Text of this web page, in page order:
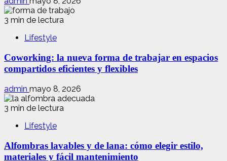
3 min de lectura
Lifestyle
Coworking: la nueva forma de trabajar en espacios
compartidos eficientes y flexibles
admin mayo 8, 2026
3 min de lectura
Lifestyle
Alfombras lavables y de lana: cómo elegir estilo,
materiales y fácil mantenimiento